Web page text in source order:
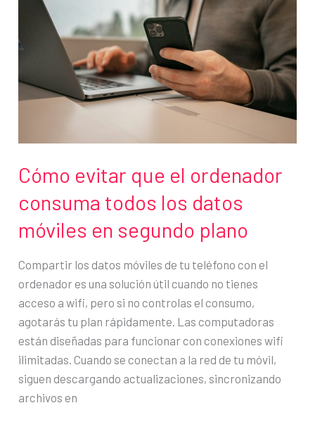
cargadores
de
móviles
portátiles
Cómo evitar que el ordenador
consuma todos los datos
móviles en segundo plano
Compartir los datos móviles de tu teléfono con el
ordenador es una solución útil cuando no tienes
acceso a wifi, pero si no controlas el consumo,
agotarás tu plan rápidamente. Las computadoras
están diseñadas para funcionar con conexiones wifi
ilimitadas. Cuando se conectan a la red de tu móvil,
siguen descargando actualizaciones, sincronizando
archivos en